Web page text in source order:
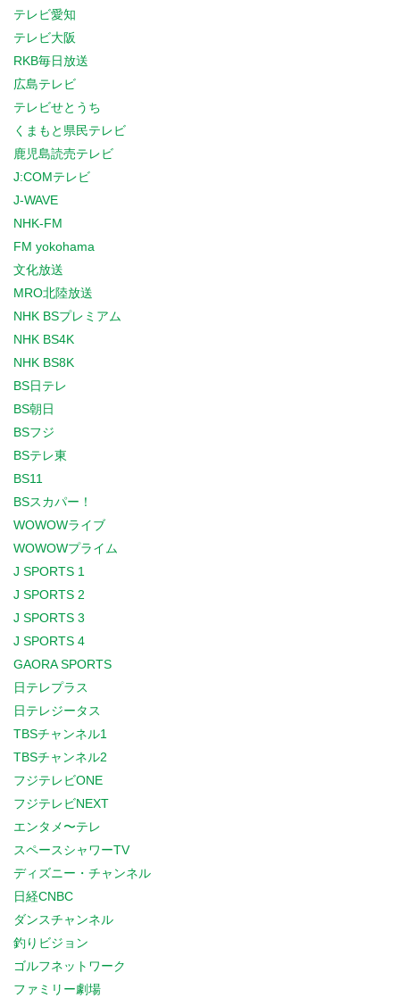
テレビ愛知
テレビ大阪
RKB毎日放送
広島テレビ
テレビせとうち
くまもと県民テレビ
鹿児島読売テレビ
J:COMテレビ
J-WAVE
NHK-FM
FM yokohama
文化放送
MRO北陸放送
NHK BSプレミアム
NHK BS4K
NHK BS8K
BS日テレ
BS朝日
BSフジ
BSテレ東
BS11
BSスカパー！
WOWOWライブ
WOWOWプライム
J SPORTS 1
J SPORTS 2
J SPORTS 3
J SPORTS 4
GAORA SPORTS
日テレプラス
日テレジータス
TBSチャンネル1
TBSチャンネル2
フジテレビONE
フジテレビNEXT
エンタメ〜テレ
スペースシャワーTV
ディズニー・チャンネル
日経CNBC
ダンスチャンネル
釣りビジョン
ゴルフネットワーク
ファミリー劇場